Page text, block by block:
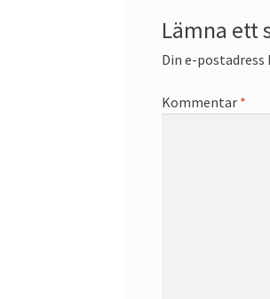
Lämna ett
Din e-
Kommentar *